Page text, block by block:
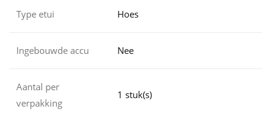
Type etui Hoes
Ingebouwde accu Nee
Aantal per
verpakking
1 stuk(s)